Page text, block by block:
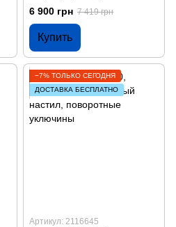
уключины
6 900 грн 7 419 грн
Купить
−7% ТОЛЬКО СЕГОДНЯ
ДОСТАВКА БЕСПЛАТНО
Артикул: 2116645